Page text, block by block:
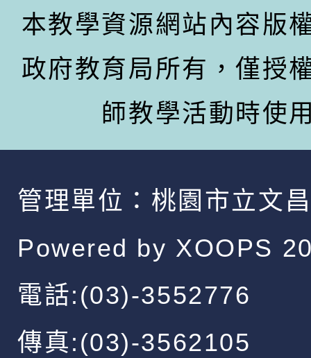
本教學資源網站內容版
政府教育局所有，僅授
師教學活動時使
管理單位： 桃園市立文
Powered by XOOPS
電話:(03)-3552776
傳真:(03)-3562105